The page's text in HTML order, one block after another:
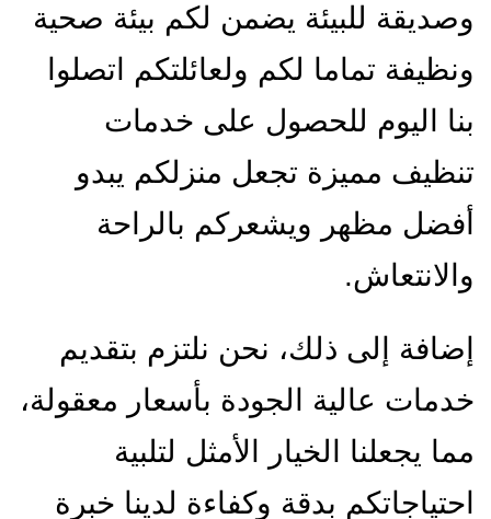
وصديقة للبيئة يضمن لكم بيئة صحية
ونظيفة تماما لكم ولعائلتكم اتصلوا
بنا اليوم للحصول على خدمات
تنظيف مميزة تجعل منزلكم يبدو
أفضل مظهر ويشعركم بالراحة
والانتعاش.
إضافة إلى ذلك، نحن نلتزم بتقديم
خدمات عالية الجودة بأسعار معقولة،
مما يجعلنا الخيار الأمثل لتلبية
احتياجاتكم بدقة وكفاءة لدينا خبرة